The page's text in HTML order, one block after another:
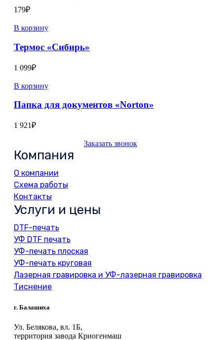
179₽
В корзину
Термос «Сибирь»
1 099₽
В корзину
Папка для документов «Norton»
1 921₽
Заказать звонок
Компания
О компании
Схема работы
Контакты
Услуги и цены
DTF-печать
УФ DTF печать
УФ-печать плоская
УФ-печать круговая
Лазерная гравировка и УФ-лазерная гравировка
Тиснение
г. Балашиха
Ул. Белякова, вл. 1Б,
территория завода Криогенмаш